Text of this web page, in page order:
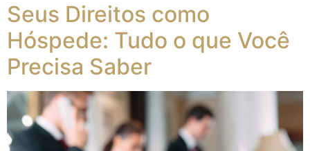
Seus Direitos como
Hóspede: Tudo o que Você
Precisa Saber